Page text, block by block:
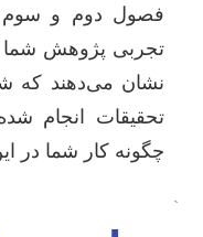
فصول دوم و سوم
تجربی پژوهش شما
نشان می‌دهند که
تحقیقات انجام
چگونه کار شما در
`